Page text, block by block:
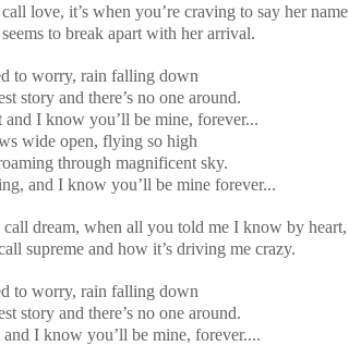
love, it’s when you’re craving to say her name
to break apart with her arrival.
to worry, rain falling down
story and there’s no one around.
I know you’ll be mine, forever...
wide open, flying so high
through magnificent sky.
and I know you’ll be mine forever...
dream, when all you told me I know by heart,
supreme and how it’s driving me crazy.
to worry, rain falling down
story and there’s no one around.
I know you’ll be mine, forever....